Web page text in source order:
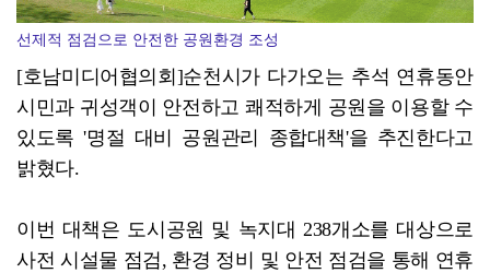
선제적 점검으로 안전한 공원환경 조성
[호남미디어협의회]순천시가 다가오는 추석 연휴동안
시민과 귀성객이 안전하고 쾌적하게 공원을 이용할 수
있도록 '명절 대비 공원관리 종합대책'을 추진한다고
밝혔다.
이번 대책은 도시공원 및 녹지대 238개소를 대상으로
사전 시설물 점검, 환경 정비 및 안전 점검을 통해 연휴